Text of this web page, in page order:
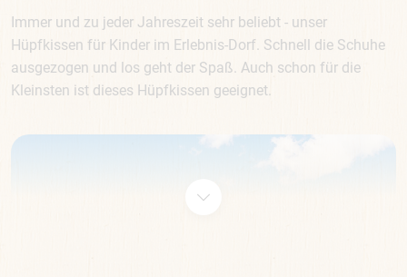
Immer und zu jeder Jahreszeit sehr beliebt - unser
Hüpfkissen für Kinder im Erlebnis-Dorf. Schnell die Schuhe
ausgezogen und los geht der Spaß. Auch schon für die
Kleinsten ist dieses Hüpfkissen geeignet.